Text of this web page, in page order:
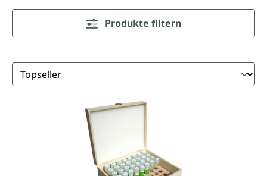
Produkte filtern